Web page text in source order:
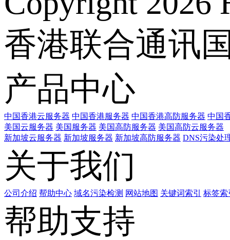
香港联合通讯
产品中心
中国香港云服务器 中国香港服务器 中国香港高防服务器 中国
美国云服务器 美国服务器 美国高防服务器 美国高防云服务器
新加坡云服务器 新加坡服务器 新加坡高防服务器 DNS污染处
关于我们
公司介绍 帮助中心 域名污染检测 网站地图 关键词索引 标签索
帮助支持